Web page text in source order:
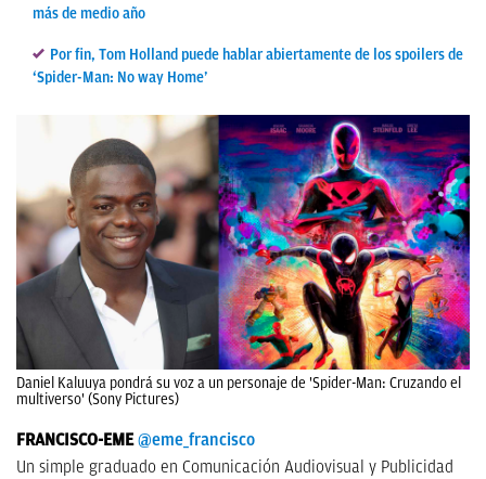
más de medio año
Por fin, Tom Holland puede hablar abiertamente de los spoilers de
‘Spider-Man: No way Home’
Daniel Kaluuya pondrá su voz a un personaje de 'Spider-Man: Cruzando el
multiverso' (Sony Pictures)
FRANCISCO-EME @eme_francisco
Un simple graduado en Comunicación Audiovisual y Publicidad